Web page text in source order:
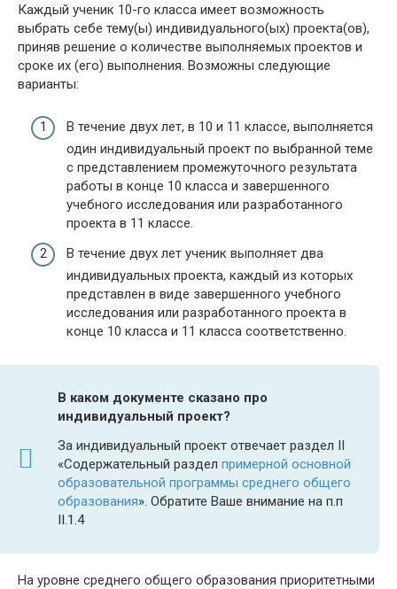
Каждый ученик 10-го класса имеет возможность
выбрать себе тему(ы) индивидуального(ых) проекта(ов),
приняв решение о количестве выполняемых проектов и
сроке их (его) выполнения. Возможны следующие
варианты:
В течение двух лет, в 10 и 11 классе, выполняется
один индивидуальный проект по выбранной теме
с представлением промежуточного результата
работы в конце 10 класса и завершенного
учебного исследования или разработанного
проекта в 11 классе.
В течение двух лет ученик выполняет два
индивидуальных проекта, каждый из которых
представлен в виде завершенного учебного
исследования или разработанного проекта в
конце 10 класса и 11 класса соответственно.
В каком документе сказано про
индивидуальный проект?
За индивидуальный проект отвечает раздел II
«Содержательный раздел примерной основной
образовательной программы среднего общего
образования». Обратите Ваше внимание на п.п
II.1.4
На уровне среднего общего образования приоритетными